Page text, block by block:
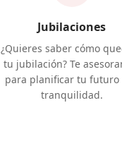
Jubilaciones
¿Quieres saber cómo
tu jubilación? Te
para planificar tu futuro
tranquilidad.